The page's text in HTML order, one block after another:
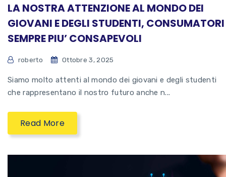
LA NOSTRA ATTENZIONE AL MONDO DEI
GIOVANI E DEGLI STUDENTI, CONSUMATORI
SEMPRE PIU’ CONSAPEVOLI
roberto Ottobre 3, 2025
Siamo molto attenti al mondo dei giovani e degli studenti
che rappresentano il nostro futuro anche n...
Read More